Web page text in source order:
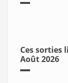
Ces sorties
Août 2026